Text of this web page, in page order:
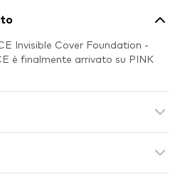
Invisible Cover Foundation -
è finalmente arrivato su PINK